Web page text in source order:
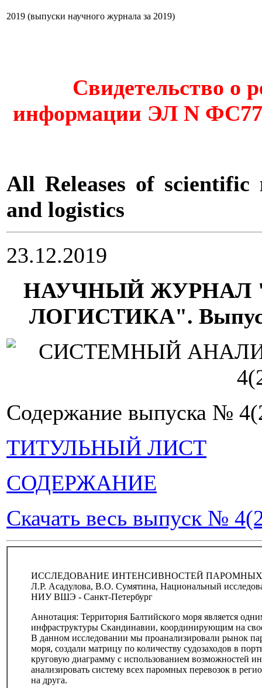
2019 (выпуски научного журнала за 2019)
Свидетельство о
информации ЭЛ N ФС77-
All Releases of scientific
and logistics
23.12.2019
НАУЧНЫЙ ЖУРНАЛ
ЛОГИСТИКА". Выпуск
Содержание выпуска №
ТИТУЛЬНЫЙ ЛИСТ
СОДЕРЖАНИЕ
Скачать весь выпуск №
ИССЛЕДОВАНИЕ ИНТЕНСИВНОСТЕЙ
Л.Р. Асадулова, В.О. Сумятина, Национальный
НИУ ВШЭ - Санкт-Петербург
Аннотация: Территория Балтийского моря является
инфраструктуры Скандинавии, координирующим на
В данном исследовании мы проанализировали рынок
моря, создали матрицу по количеству судозаходов в
круговую диаграмму с использованием возможностей
анализировать систему всех паромных перевозок в
на друга.